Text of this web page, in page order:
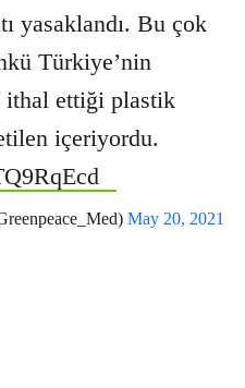
yasaklandı. Bu çok
Türkiye’nin
ithal ettiği plastik
içeriyordu.
May 20, 2021